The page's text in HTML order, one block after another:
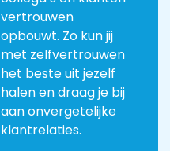
vertrouwen
opbouwt. Zo kun jij
met zelfvertrouwen
het beste uit jezelf
halen en draag je bij
aan onvergetelijke
klantrelaties.